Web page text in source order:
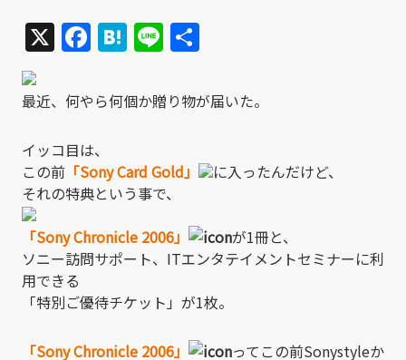
X Facebook
Hatena
Line
最近、何やら何個か贈り物が届いた。
イッコ目は、
この前 「Sony Card Gold」
に入ったんだけど、
それの特典という事で、
「Sony Chronicle 2006」
が1冊と、
ソニー訪問サポート、ITエンタテイメントセミナーに利
用できる
「特別ご優待チケット」が1枚。
「Sony Chronicle 2006」
ってこの前Sonystyleか